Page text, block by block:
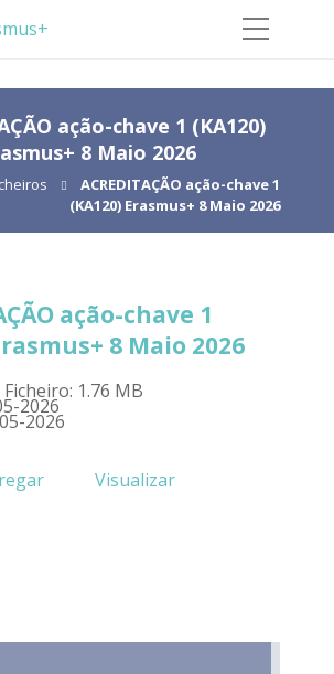
ação-chave 1 (KA120)
8 Maio 2026
ACREDITAÇÃO ação-chave 1
(KA120) Erasmus+ 8 Maio 2026
ação-chave 1
8 Maio 2026
1.76 MB
2026
2026
Visualizar